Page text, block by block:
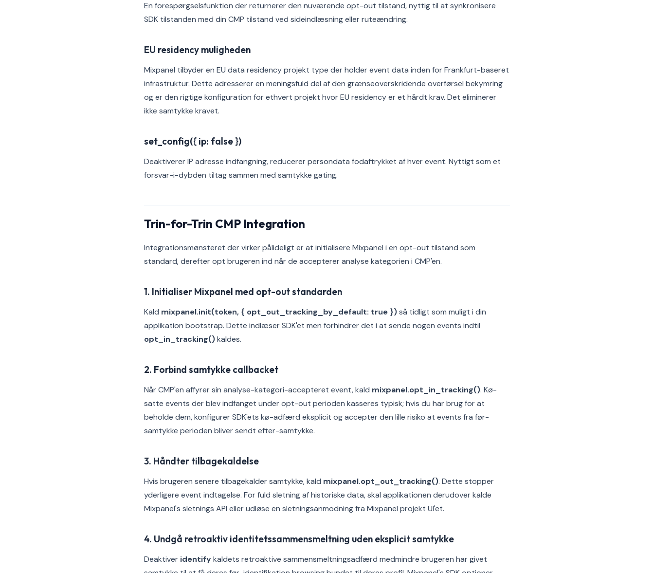
En forespørgselsfunktion der returnerer den nuværende opt-out tilstand, nyttig til at synkronisere
SDK tilstanden med din CMP tilstand ved sideindlæsning eller ruteændring.
EU residency muligheden
Mixpanel tilbyder en EU data residency projekt type der holder event data inden for Frankfurt-baseret
infrastruktur. Dette adresserer en meningsfuld del af den grænseoverskridende overførsel bekymring
og er den rigtige konfiguration for ethvert projekt hvor EU residency er et hårdt krav. Det eliminerer
ikke samtykke kravet.
set_config({ ip: false })
Deaktiverer IP adresse indfangning, reducerer persondata fodaftrykket af hver event. Nyttigt som et
forsvar-i-dybden tiltag sammen med samtykke gating.
Trin-for-Trin CMP Integration
Integrationsmønsteret der virker pålideligt er at initialisere Mixpanel i en opt-out tilstand som
standard, derefter opt brugeren ind når de accepterer analyse kategorien i CMP'en.
1. Initialiser Mixpanel med opt-out standarden
Kald mixpanel.init(token, { opt_out_tracking_by_default: true })så tidligt som muligt i din
applikation bootstrap. Dette indlæser SDK'et men forhindrer det i at sende nogen events indtil
opt_in_tracking()kaldes.
2. Forbind samtykke callbacket
Når CMP'en affyrer sin analyse-kategori-accepteret event, kald mixpanel.opt_in_tracking(). Kø-
satte events der blev indfanget under opt-out perioden kasseres typisk; hvis du har brug for at
beholde dem, konfigurer SDK'ets kø-adfærd eksplicit og accepter den lille risiko at events fra før-
samtykke perioden bliver sendt efter-samtykke.
3. Håndter tilbagekaldelse
Hvis brugeren senere tilbagekalder samtykke, kald mixpanel.opt_out_tracking(). Dette stopper
yderligere event indtagelse. For fuld sletning af historiske data, skal applikationen derudover kalde
Mixpanel's sletnings API eller udløse en sletningsanmodning fra Mixpanel projekt UI'et.
4. Undgå retroaktiv identitetssammensmeltning uden eksplicit samtykke
Deaktiver identifykaldets retroaktive sammensmeltningsadfærd medmindre brugeren har givet